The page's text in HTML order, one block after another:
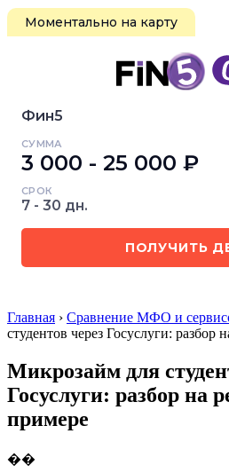
Моментально на карту
Фин5
СУММА
3 000 - 25 000 ₽
СРОК
7 - 30 дн.
ПОЛУЧИТЬ
Главная › Сравнение МФО и
студентов через Госуслуги: разбор
Микрозайм для
Госуслуги: разбор на
примере
��